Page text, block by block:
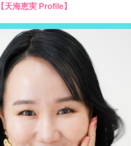
【天海恵実 Profile】